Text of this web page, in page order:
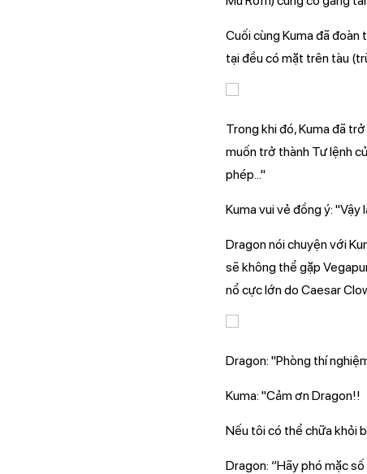
Cuối cùng Kuma đã đoàn
tại đều có mặt trên tàu
Trong khi đó, Kuma đã
muốn trở thành Tư lệnh
phép..."
Kuma vui vẻ đồng ý:
Dragon nói chuyện với
sẽ không thể gặp
nổ cực lớn do Caesar
Dragon: "Phòng thí
Kuma: "Cảm ơn Dragon!!
Nếu tôi có thể chữa khỏi
Dragon: “Hãy phó mặc